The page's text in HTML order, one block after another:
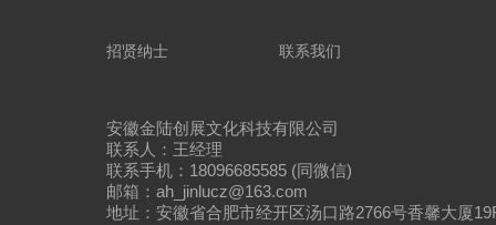
招贤纳士 联系我们
安徽金陆创展文化科技有限公司
联系人：王经理
联系手机：18096685585 (同微信)
邮箱：ah_jinlucz@163.com
地址：安徽省合肥市经开区汤口路2766号香馨大厦